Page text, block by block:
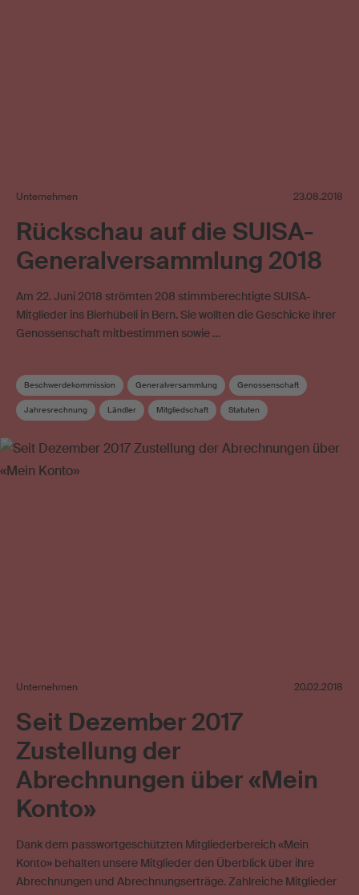
Unternehmen 23.08.2018
Rückschau auf die SUISA-
Generalversammlung 2018
Am 22. Juni 2018 strömten 208 stimmberechtigte SUISA-
Mitglieder ins Bierhübeli in Bern. Sie wollten die Geschicke ihrer
Genossenschaft mitbestimmen sowie …
Beschwerdekommission Generalversammlung Genossenschaft
Jahresrechnung Ländler Mitgliedschaft Statuten
Unternehmen 20.02.2018
Seit Dezember 2017
Zustellung der
Abrechnungen über «Mein
Konto»
Dank dem passwortgeschützten Mitgliederbereich «Mein
Konto» behalten unsere Mitglieder den Überblick über ihre
Abrechnungen und Abrechnungserträge. Zahlreiche Mitglieder